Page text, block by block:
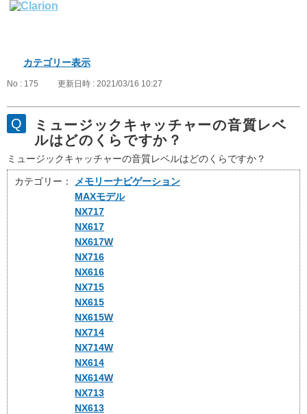
カテゴリー表示
No : 175 更新日時 : 2021/03/16 10:27
ミュージックキャッチャーの音質レベ
ルはどのくらですか？
ミュージックキャッチャーの音質レベルはどのくらですか？
カテゴリー：
メモリーナビゲーション
MAXモデル
NX717
NX617
NX617W
NX716
NX616
NX715
NX615
NX615W
NX714
NX714W
NX614
NX614W
NX713
NX613